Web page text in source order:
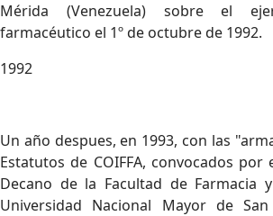
Mérida (Venezuela) sobre el
farmacéutico el 1º de octubre de 1992.
1992
Un año despues, en 1993, con las
Estatutos de COIFFA, convocados por
Decano de la Facultad de Farmacia
Universidad Nacional Mayor de